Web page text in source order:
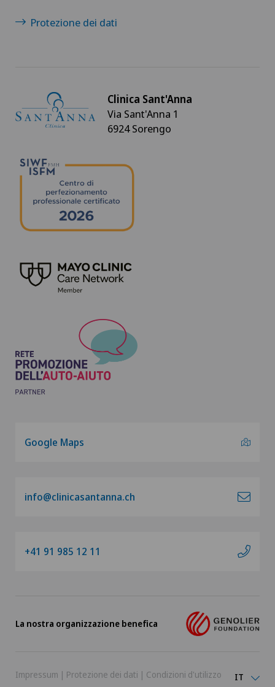
Protezione dei dati
Clinica Sant'Anna
Via Sant'Anna 1
6924 Sorengo
Google Maps
info@clinicasantanna.ch
+41 91 985 12 11
La nostra organizzazione benefica
Impressum | Protezione dei dati | Condizioni d'utilizzo IT